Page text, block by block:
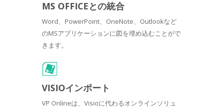
MS OFFICEとの統合
Word、PowerPoint、OneNote、Outlookなど
のMSアプリケーションに図を埋め込むことがで
きます。
VISIOインポート
VP Onlineは、Visioに代わるオンラインソリュ